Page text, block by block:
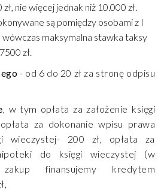
nie więcej jednak niż 10.000 zł.
są pomiędzy osobami z I
maksymalna stawka taksy
zł.
- od 6 do 20 zł za stronę odpisu
, w tym opłata za założenie księgi
za dokonanie wpisu prawa
wieczystej- 200 zł, opłata za
do księgi wieczystej (w
finansujemy kredytem